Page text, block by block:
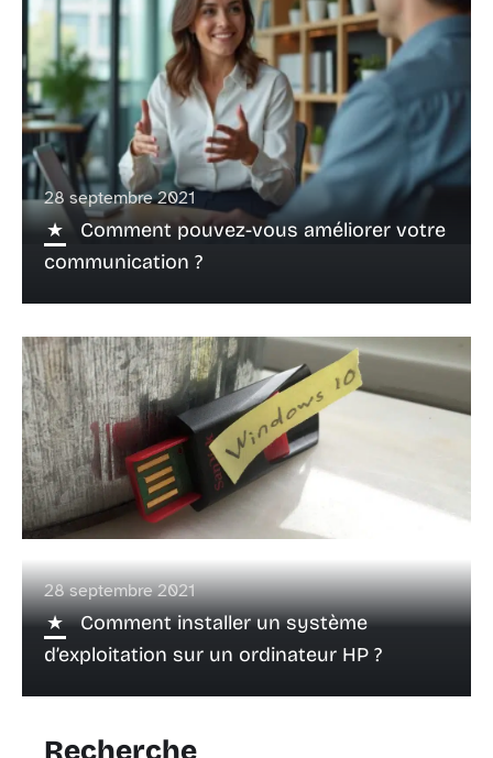
28 septembre 2021
Comment pouvez-vous améliorer votre
communication ?
28 septembre 2021
Comment installer un système
d’exploitation sur un ordinateur HP ?
Recherche